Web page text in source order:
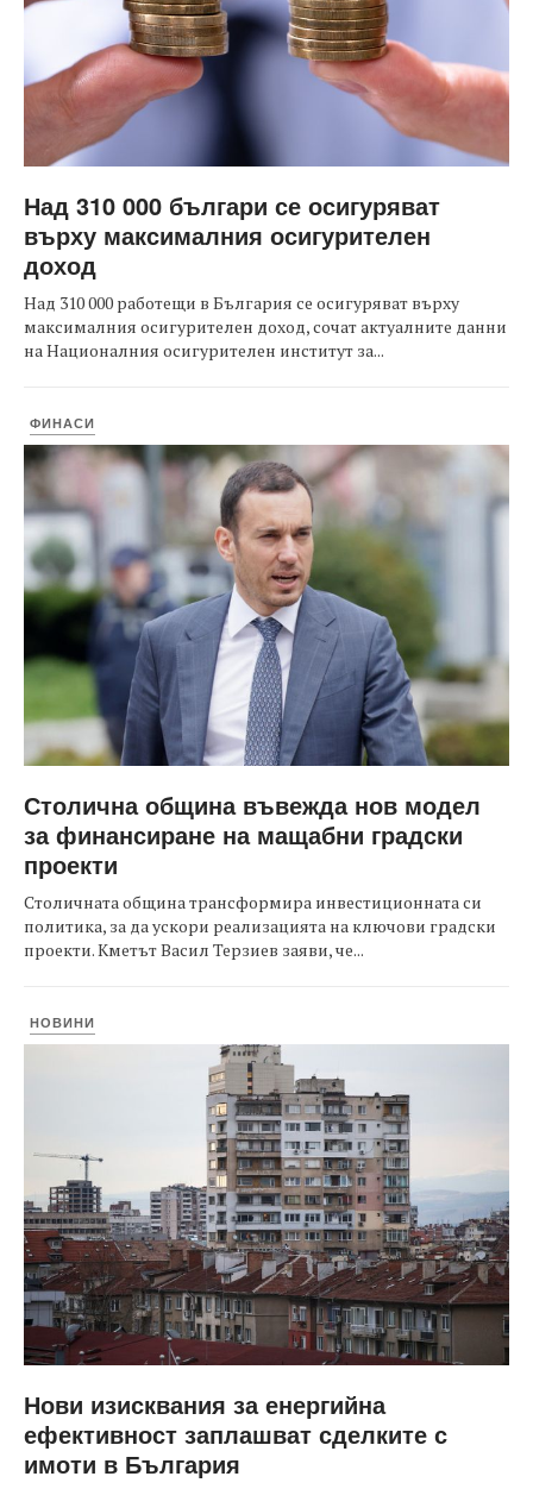
Над 310 000 българи се осигуряват
върху максималния осигурителен
доход
Над 310 000 работещи в България се осигуряват върху
максималния осигурителен доход, сочат актуалните данни
на Националния осигурителен институт за...
ФИНАСИ
Столична община въвежда нов модел
за финансиране на мащабни градски
проекти
Столичната община трансформира инвестиционната си
политика, за да ускори реализацията на ключови градски
проекти. Кметът Васил Терзиев заяви, че...
НОВИНИ
Нови изисквания за енергийна
ефективност заплашват сделките с
имоти в България